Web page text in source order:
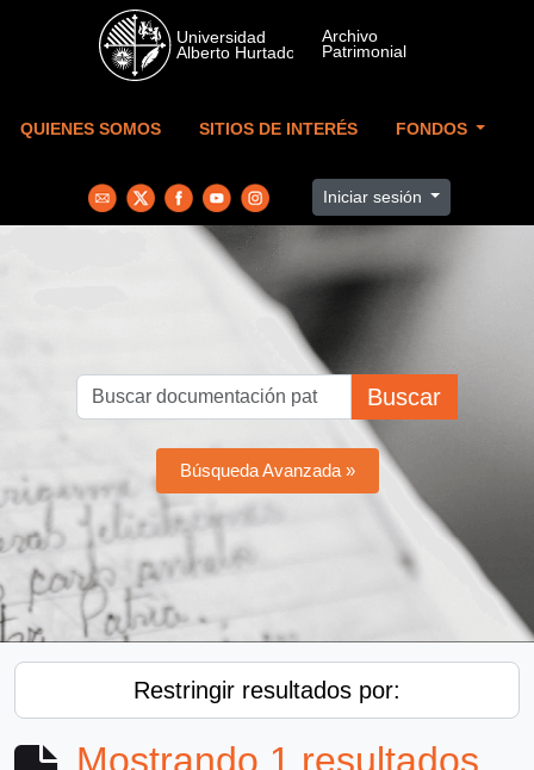
Skip to main content
QUIENES SOMOS SITIOS DE INTERÉS FONDOS
Iniciar sesión
Buscar
Búsqueda Avanzada »
Restringir resultados por:
Mostrando 1 resultados